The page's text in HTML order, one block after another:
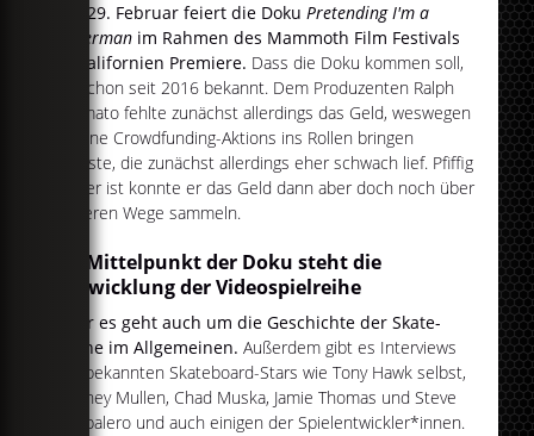
Am 29. Februar feiert die DokuPretending I'm a
Superman im Rahmen des Mammoth Film Festivals
in Kalifornien Premiere. Dass die Doku kommen soll,
ist schon seit 2016 bekannt. Dem Produzenten Ralph
D'Amato fehlte zunächst allerdings das Geld, weswegen
er eine Crowdfunding-Aktions ins Rollen bringen
musste, die zunächst allerdings eher schwach lief. Pfiffig
wie er ist konnte er das Geld dann aber doch noch über
anderen Wege sammeln.
Im Mittelpunkt der Doku steht die
Entwicklung der Videospielreihe
Aber es geht auch um die Geschichte der Skate-
Szene im Allgemeinen.Außerdem gibt es Interviews
mit bekannten Skateboard-Stars wie Tony Hawk selbst,
Rodney Mullen, Chad Muska, Jamie Thomas und Steve
Cabbalero und auch einigen der Spielentwickler*innen.